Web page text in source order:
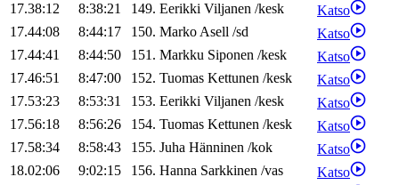
17.38:12
8:38:21 149. Eerikki Viljanen /kesk
Katso
17.44:08
8:44:17 150. MarkoAsell /sd
Katso
17.44:41
8:44:50 151. Markku Siponen /kesk
Katso
17.46:51
8:47:00 152. Tuomas Kettunen /kesk
Katso
17.53:23
8:53:31 153. Eerikki Viljanen /kesk
Katso
17.56:18
8:56:26 154. Tuomas Kettunen /kesk
Katso
17.58:34
8:58:43 155. Juha Hänninen /kok
Katso
18.02:06
9:02:15 156. Hanna Sarkkinen /vas
Katso